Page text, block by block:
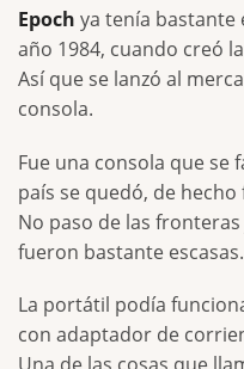
Epoch ya tenía bastante
año 1984, cuando creó la
Así que se lanzó al
consola.
Fue una consola que se
país se quedó, de
No paso de las
fueron bastante escasas.
La portátil podía
con adaptador de